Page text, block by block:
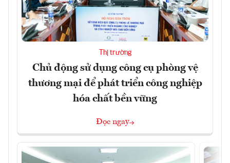
Thị trường
Chủ động sử dụng công cụ phòng vệ
thương mại để phát triển công nghiệp
hóa chất bền vững
Đọc ngay